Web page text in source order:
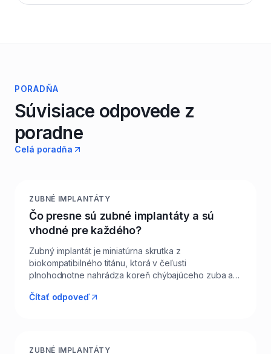
PORADŇA
Súvisiace odpovede z
poradne
Celá poradňa
ZUBNÉ IMPLANTÁTY
Čo presne sú zubné implantáty a sú
vhodné pre každého?
Zubný implantát je miniatúrna skrutka z
biokompatibilného titánu, ktorá v čeľusti
plnohodnotne nahrádza koreň chýbajúceho zuba a
náhradu. V Leviciach sa stretávame s pacientami v
preto v Levi Dental robíme 3D CBCT snímok,
Čítať odpoveď
ZUBNÉ IMPLANTÁTY